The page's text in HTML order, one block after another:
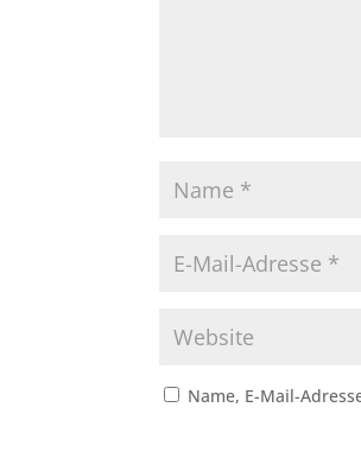
Name, E-Mail-